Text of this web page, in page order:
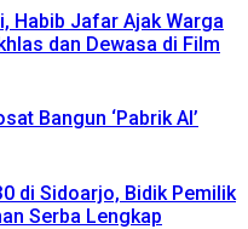
Habib Jafar Ajak Warga
dan Dewasa di Film
Bangun ‘Pabrik AI’
di Sidoarjo, Bidik Pemilik
Serba Lengkap